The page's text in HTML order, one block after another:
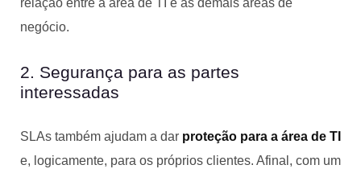
relação entre a área de TI e as demais áreas de
negócio.
2. Segurança para as partes
interessadas
SLAs também ajudam a dar proteção para a área de TI
e, logicamente, para os próprios clientes. Afinal, com um